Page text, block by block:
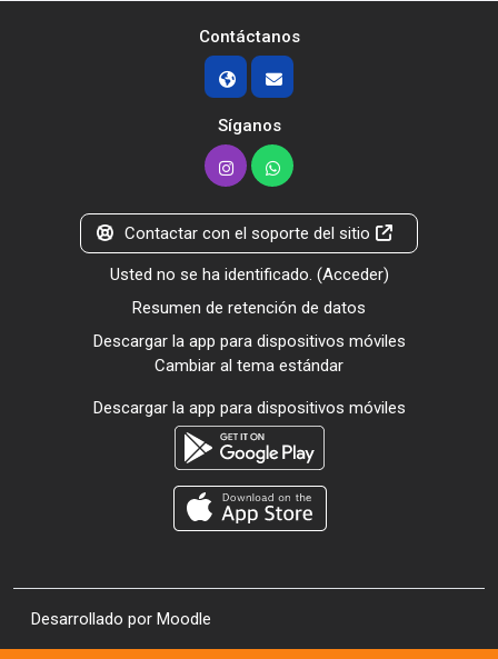
Contáctanos
Síganos
Contactar con el soporte del sitio
Usted no se ha identificado. (Acceder)
Resumen de retención de datos
Descargar la app para dispositivos móviles
Cambiar al tema estándar
Descargar la app para dispositivos móviles
Desarrollado por Moodle